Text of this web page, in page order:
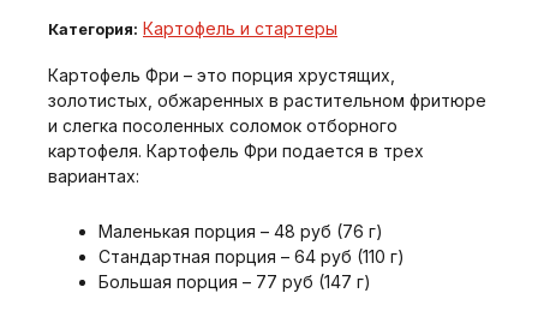
Категория: Картофель и стартеры
Картофель Фри – это порция хрустящих,
золотистых, обжаренных в растительном фритюре
и слегка посоленных соломок отборного
картофеля. Картофель Фри подается в трех
вариантах:
Маленькая порция – 48 руб (76 г)
Стандартная порция – 64 руб (110 г)
Большая порция – 77 руб (147 г)